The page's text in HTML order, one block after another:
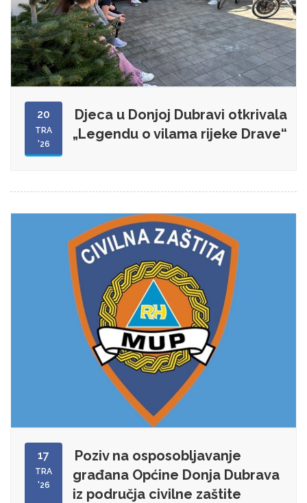
20
TRA
'26
Djeca u Donjoj Dubravi otkrivala
„Legendu o vilama rijeke Drave“
17
TRA
'26
Poziv na osposobljavanje
građana Općine Donja Dubrava
iz područja civilne zaštite